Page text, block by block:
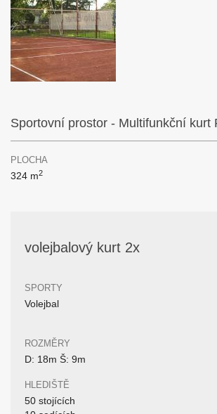
Sportovní prostor - Multifunkční kurt
PLOCHA
324 m2
volejbalový kurt 2x
SPORTY
Volejbal
ROZMĚRY
D: 18m Š: 9m
HLEDIŠTĚ
50 stojících